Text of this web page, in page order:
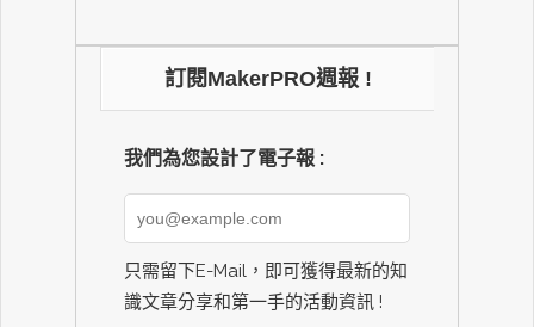
訂閱MakerPRO週報 !
我們為您設計了電子報 :
只需留下E-Mail，即可獲得最新的知
識文章分享和第一手的活動資訊 !